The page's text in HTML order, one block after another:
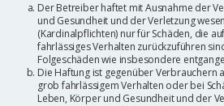
Der Betreiber haftet mit Ausnahme der
und Gesundheit und der Verletzung
(Kardinalpflichten) nur für Schäden, die
fahrlässiges Verhalten zurückzuführen
Folgeschäden wie insbesondere
Die Haftung ist gegenüber Verbrauchern
grob fahrlässigem Verhalten oder bei
Leben, Körper und Gesundheit und der